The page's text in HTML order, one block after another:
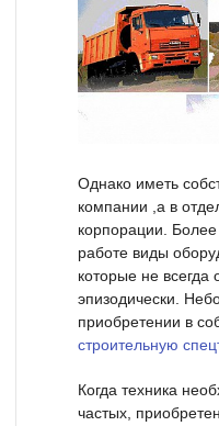
Однако иметь
компании ,а в
корпорации.
работе виды
которые не всегда
эпизодически.
приобретении в
строительную
Когда техника
частых,